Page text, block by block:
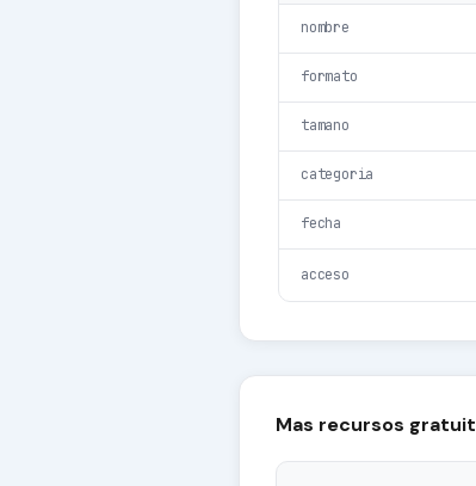
nombre
formato
tamano
categoria
fecha
acceso
Mas recursos